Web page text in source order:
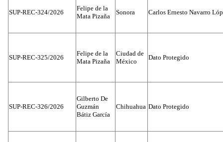
SUP-REC-324/2026
Felipe de la
Mata Pizaña
Sonora Carlos Ernesto Navarro
SUP-REC-325/2026
Felipe de la
Mata Pizaña
Ciudad de
México
Dato Protegido
SUP-REC-326/2026
Gilberto De
Guzmán
Bátiz García
Chihuahua Dato Protegido